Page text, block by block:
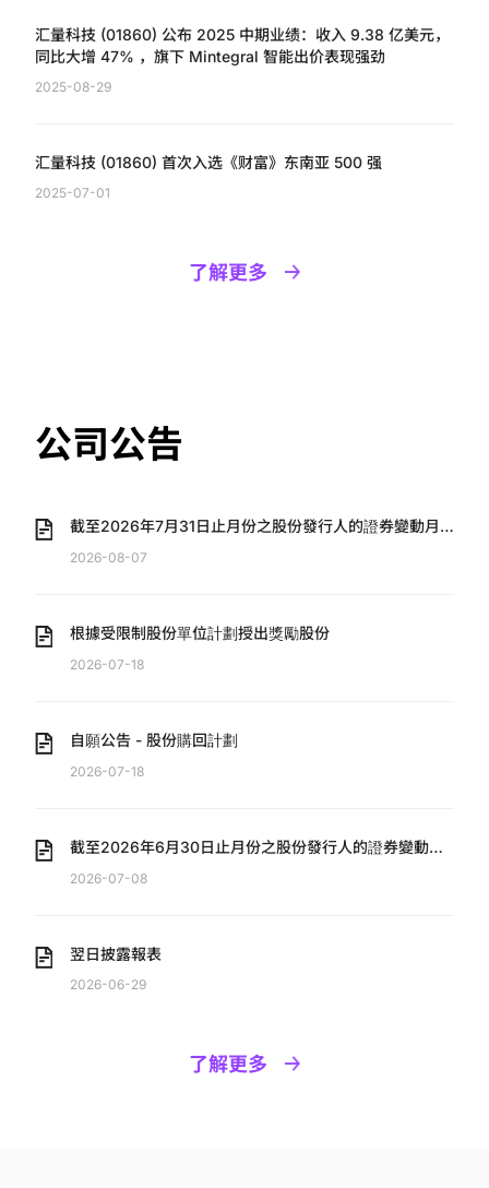
汇量科技 (01860) 公布 2025 中期业绩：收入 9.38 亿美元，
同比大增 47% ，旗下 Mintegral 智能出价表现强劲
2025-08-29
汇量科技 (01860) 首次入选《财富》东南亚 500 强
2025-07-01
了解更多
公司公告
截至2026年7月31日止月份之股份發行人的證券變動月
報表
2026-08-07
根據受限制股份單位計劃授出獎勵股份
2026-07-18
自願公告 - 股份購回計劃
2026-07-18
截至2026年6月30日止月份之股份發行人的證券變動月
報表
2026-07-08
翌日披露報表
2026-06-29
了解更多